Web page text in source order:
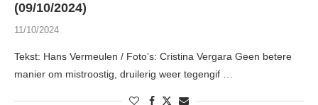
(09/10/2024)
11/10/2024
Tekst: Hans Vermeulen / Foto’s: Cristina Vergara Geen betere
manier om mistroostig, druilerig weer tegengif …